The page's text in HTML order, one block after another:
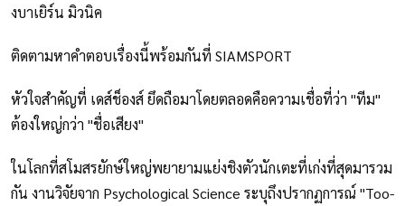
งบาเยิร์น มิวนิค
ติดตามหาคำตอบเรื่องนี้พร้อมกันที่ SIAMSPORT
หัวใจสำคัญที่ เดส์ช็องส์ ยึดถือมาโดยตลอดคือความเชื่อที่ว่า "ทีม"
ต้องใหญ่กว่า "ชื่อเสียง"
ในโลกที่สโมสรยักษ์ใหญ่พยายามแย่งชิงตัวนักเตะที่เก่งที่สุดมารวม
กัน งานวิจัยจาก Psychological Science ระบุถึงปรากฏการณ์ "Too-